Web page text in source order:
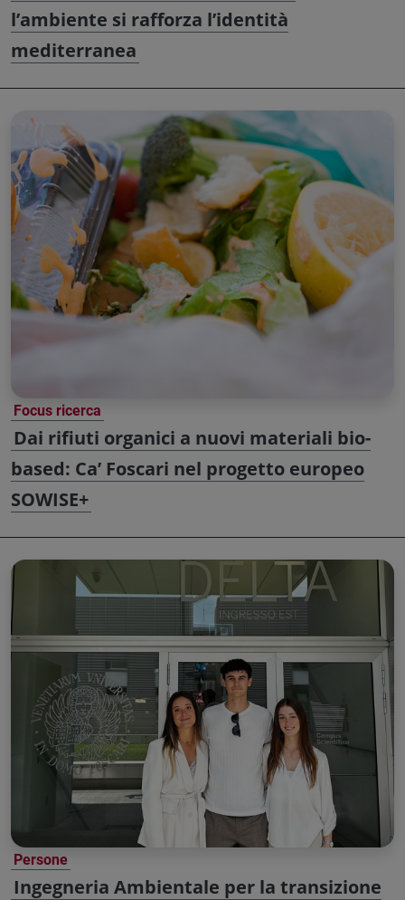
l’ambiente si rafforza l’identità
mediterranea
Focus ricerca
Dai rifiuti organici a nuovi materiali bio-
based: Ca’ Foscari nel progetto europeo
SOWISE+
Persone
Ingegneria Ambientale per la transizione